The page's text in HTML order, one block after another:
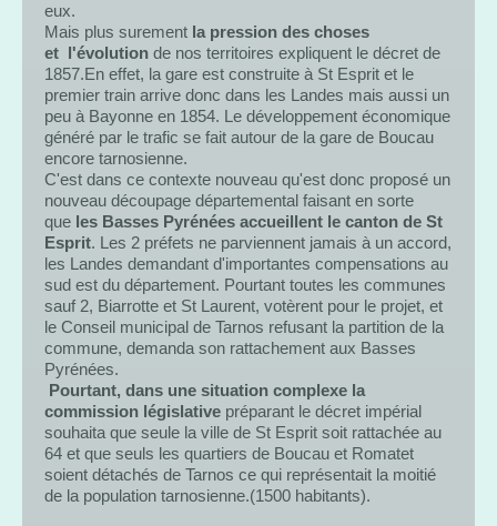
eux.
Mais plus surement la pression des choses
et l'évolution de nos territoires expliquent le décret de
1857.En effet, la gare est construite à St Esprit et le
premier train arrive donc dans les Landes mais aussi un
peu à Bayonne en 1854. Le développement économique
généré par le trafic se fait autour de la gare de Boucau
encore tarnosienne.
C'est dans ce contexte nouveau qu'est donc proposé un
nouveau découpage départemental faisant en sorte
que les Basses Pyrénées accueillent le canton de St
Esprit. Les 2 préfets ne parviennent jamais à un accord,
les Landes demandant d'importantes compensations au
sud est du département. Pourtant toutes les communes
sauf 2, Biarrotte et St Laurent, votèrent pour le projet, et
le Conseil municipal de Tarnos refusant la partition de la
commune, demanda son rattachement aux Basses
Pyrénées.
Pourtant, dans une situation complexe la
commission législative préparant le décret impérial
souhaita que seule la ville de St Esprit soit rattachée au
64 et que seuls les quartiers de Boucau et Romatet
soient détachés de Tarnos ce qui représentait la moitié
de la population tarnosienne.(1500 habitants).